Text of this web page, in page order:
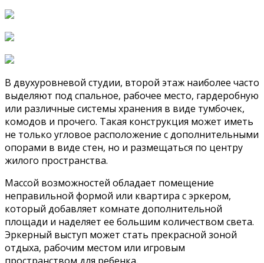
В двухуровневой студии, второй этаж наиболее часто
выделяют под спальное, рабочее место, гардеробную
или различные системы хранения в виде тумбочек,
комодов и прочего. Такая конструкция может иметь
не только угловое расположение с дополнительными
опорами в виде стен, но и размещаться по центру
жилого пространства.
Массой возможностей обладает помещение
неправильной формой или квартира с эркером,
который добавляет комнате дополнительной
площади и наделяет ее большим количеством света.
Эркерный выступ может стать прекрасной зоной
отдыха, рабочим местом или игровым